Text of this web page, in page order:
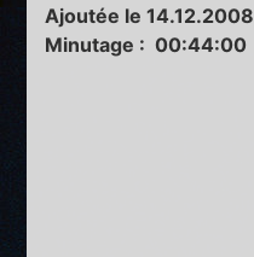
Ajoutée le 14.12.2008
Minutage : 00:44:00